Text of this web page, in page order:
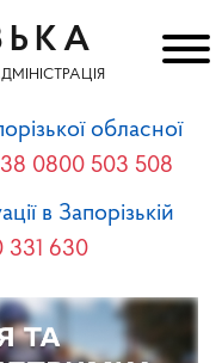
обласної
0800 503 508
в Запорізькій
331 630